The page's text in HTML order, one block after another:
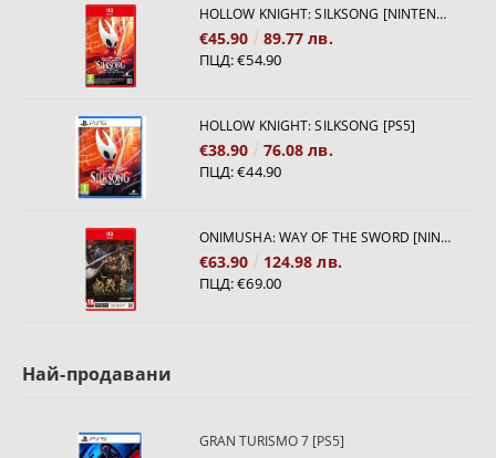
HOLLOW KNIGHT: SILKSONG [NINTENDO SWITCH 2]
€45.90 89.77 лв.
ПЦД:€54.90
HOLLOW KNIGHT: SILKSONG [PS5]
€38.90 76.08 лв.
ПЦД:€44.90
ONIMUSHA: WAY OF THE SWORD [NINTENDO SWITCH 2]
€63.90 124.98 лв.
ПЦД:€69.00
Най-продавани
GRAN TURISMO 7 [PS5]